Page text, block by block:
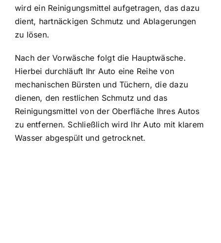
wird ein Reinigungsmittel aufgetragen, das dazu
dient, hartnäckigen Schmutz und Ablagerungen
zu lösen.
Nach der Vorwäsche folgt die Hauptwäsche.
Hierbei durchläuft Ihr Auto eine Reihe von
mechanischen Bürsten und Tüchern, die dazu
dienen, den restlichen Schmutz und das
Reinigungsmittel von der Oberfläche Ihres Autos
zu entfernen. Schließlich wird Ihr Auto mit klarem
Wasser abgespült und getrocknet.